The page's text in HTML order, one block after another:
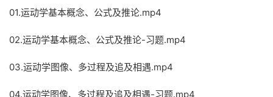
01.运动学基本概念、公式及推论.mp4
02.运动学基本概念、公式及推论-习题.mp4
03.运动学图像、多过程及追及相遇.mp4
04.运动学图像、多过程及追及相遇-习题.mp4